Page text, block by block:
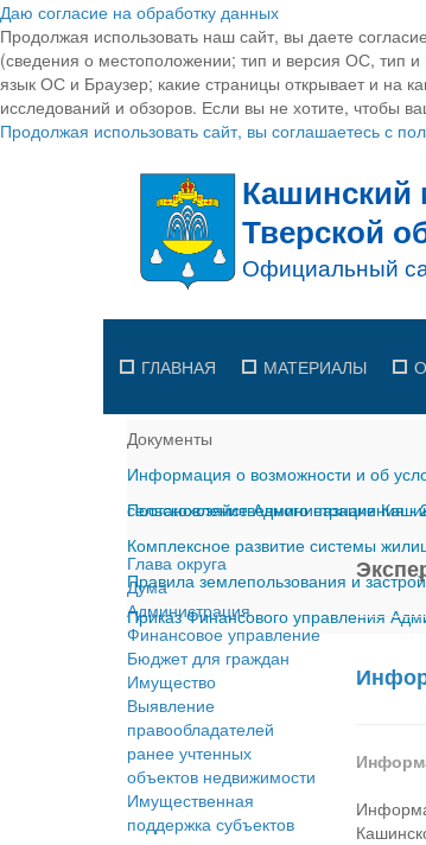
Даю согласие на обработку данных
Продолжая использовать наш сайт, вы даете
(сведения о местоположении; тип и версия ОС, тип и
язык ОС и Браузер; какие страницы открывает и на
исследований и обзоров. Если вы не хотите, чтобы
Продолжая использовать сайт, вы соглашаетесь с
ГЛАВНАЯ МАТЕРИАЛЫ
Документы
Информация о возможности и об
сельскохозяйственного назначения-
Постановление Администрации
Комплексное развитие системы
Правила землепользования и
Приказ Финансового управления
Глава округа
Дума
Администрация
Финансовое управление
Бюджет для граждан
Имущество
Выявление
правообладателей
ранее учтенных
объектов недвижимости
Имущественная
поддержка субъектов